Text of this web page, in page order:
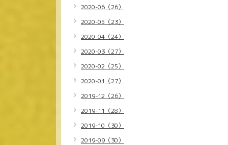
2020-06（26）
2020-05（23）
2020-04（24）
2020-03（27）
2020-02（25）
2020-01（27）
2019-12（26）
2019-11（28）
2019-10（30）
2019-09（30）